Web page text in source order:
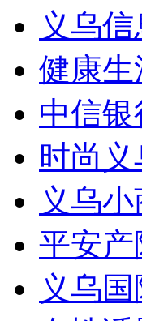
义乌
健康生
中信银
时尚义
义乌
平安产
义乌